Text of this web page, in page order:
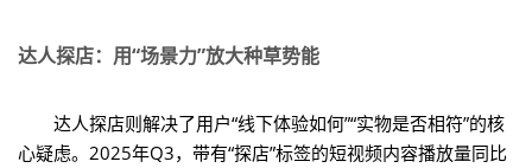
达人探店：用“场景力”放大种草势能
达人探店则解决了用户“线下体验如何”“实物是否相符”的核
心疑虑。2025年Q3，带有“探店”标签的短视频内容播放量同比